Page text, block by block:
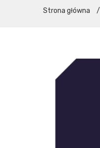
Strona główna /